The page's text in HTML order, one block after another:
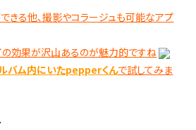
きる他、撮影やコラージュも可能なアプ
の効果が沢山あるのが魅力的ですね
バム内にいたpepperくんで試してみま